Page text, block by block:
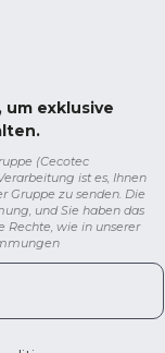
exklusive
(Cecotec
ist es, Ihnen
Gruppe zu senden. Die
und Sie haben das
Rechte, wie in unserer